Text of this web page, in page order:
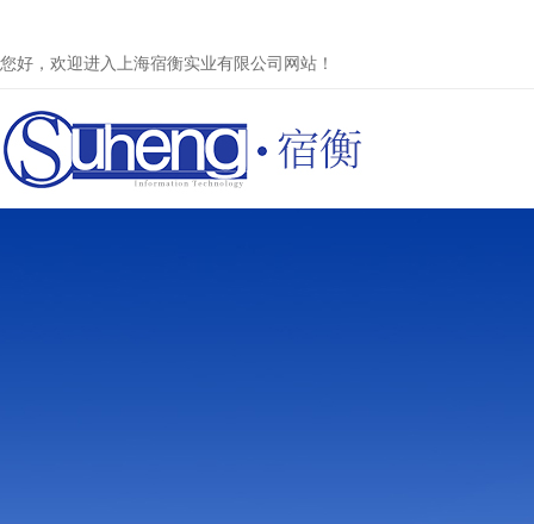
您好，欢迎进入上海宿衡实业有限公司网站！